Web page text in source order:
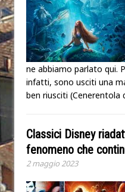
ne abbiamo parlato qui.
infatti, sono usciti una
ben riusciti (Cenerentola
Classici Disney
fenomeno che
2 maggio 2023